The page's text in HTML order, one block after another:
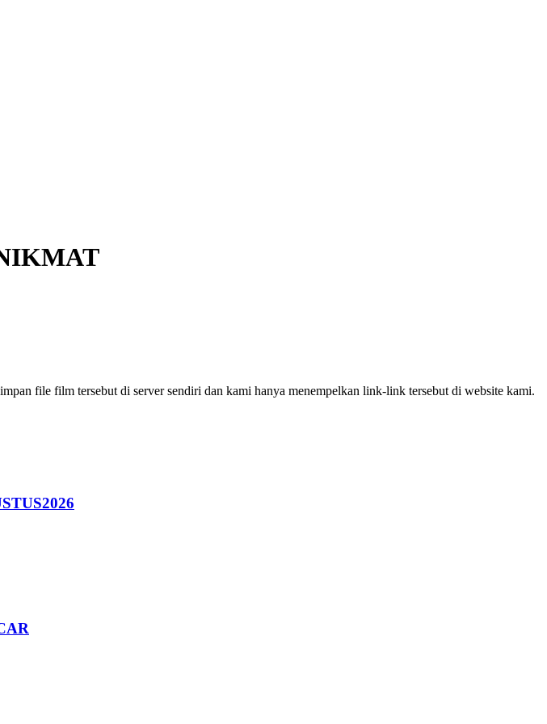
file film tersebut di server sendiri dan kami hanya menempelkan link-link tersebut di website kami.